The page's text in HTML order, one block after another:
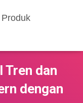
Tren dan
dengan